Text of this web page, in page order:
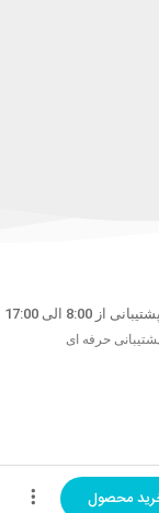
محصول
پشتیبانی از 8:00 الی 17:00
حرفه ای